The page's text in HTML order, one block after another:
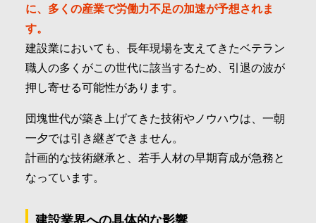
に、多くの産業で労働力不足の加速が予想されま
す。
建設業においても、長年現場を支えてきたベテラン
職人の多くがこの世代に該当するため、引退の波が
押し寄せる可能性があります。
団塊世代が築き上げてきた技術やノウハウは、一朝
一夕では引き継ぎできません。
計画的な技術継承と、若手人材の早期育成が急務と
なっています。